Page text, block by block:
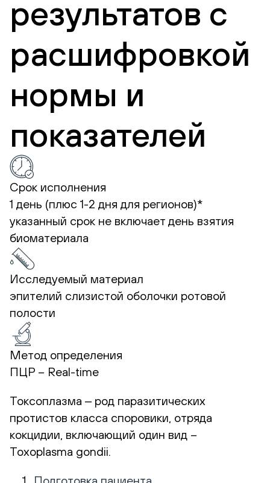
результатов с
расшифровкой
нормы и
показателей
Срок исполнения
1 день (плюс 1-2 дня для регионов)*
указанный срок не включает день взятия
биоматериала
Исследуемый материал
эпителий слизистой оболочки ротовой
полости
Метод определения
ПЦР – Real-time
Токсоплазма ‒ род паразитических
протистов класса споровики, отряда
кокцидии, включающий один вид –
Toxoplasma gondii.
Подготовка пациента